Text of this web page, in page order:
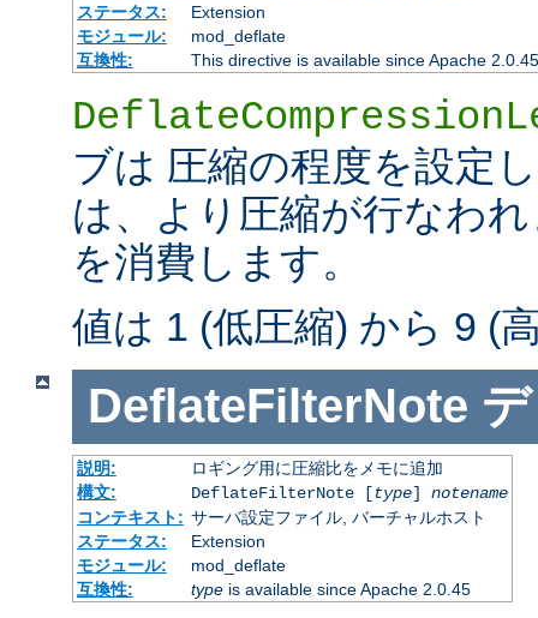
ステータス:
Extension
モジュール:
mod_deflate
互換性:
This directive is available since Apache 2.0.45
ブは 圧縮の程度を設定
は、より圧縮が行なわ
を消費します。
値は 1 (低圧縮) から 9 (
DeflateFilterNote
説明:
ロギング用に圧縮比をメモに追加
構文:
DeflateFilterNote [type] notename
コンテキスト: サーバ設定ファイル, バーチャルホスト
ステータス:
Extension
モジュール:
mod_deflate
互換性:
typeis available since Apache 2.0.45